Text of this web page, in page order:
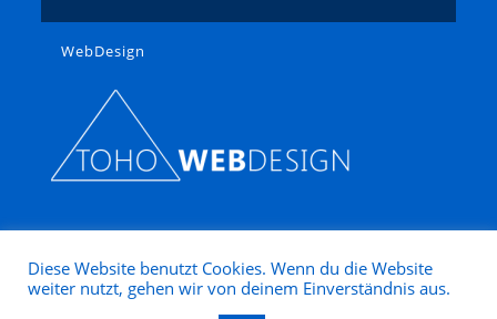
WebDesign
Diese Website benutzt Cookies. Wenn du die Website
weiter nutzt, gehen wir von deinem Einverständnis aus.